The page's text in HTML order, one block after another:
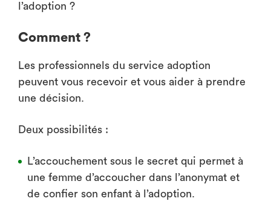
l’adoption ?
Comment ?
Les professionnels du service adoption
peuvent vous recevoir et vous aider à prendre
une décision.
Deux possibilités :
L’accouchement sous le secret qui permet à
une femme d’accoucher dans l’anonymat et
de confier son enfant à l’adoption.